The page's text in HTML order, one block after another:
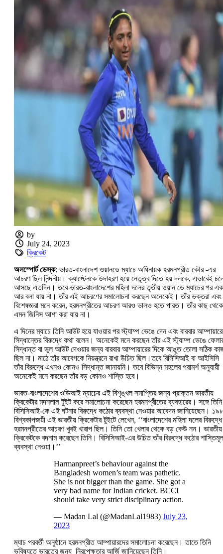
by
July 24, 2023
ক্রিকেট
অলস্পোর্ট ডেস্ক: ভারত-বাংলাদেশ ওয়ানডে ম্যাচে অধিনায়ক হরমনপ্রীত কৌর -এর
আচরণ ছিল নিন্দনীয়। ক্যাপ্টেনকে উদাহরণ হয়ে নেতৃত্ব দিতে হয় দলকে, এভাবেই
আসছে এতদিন। তবে ভারত-বাংলাদেশের মহিলা দলের তৃতীয় ওয়ান ডে ম্যাচের পর
আর বলা যায় না। তাঁর এই আচরণের সমালোচনা করছেন অনেকেই। তাঁর ভক্তরা এবং
বিশেষজ্ঞরা মনে করেন, হরমনপ্রীতের আচরণ আরও ভালও হতে পারত। তাঁর কাছ থেকে
এমন জিনিস আশা করা যায় না।
এ দিনের ম্যাচে তিনি আউট হয়ে যাওয়ার পর স্ট্যাম্প ভেঙে দেন এবং বারবার
সিদ্ধান্তের বিরুদ্ধে কথা বলেন। অনেকেই মনে করছেন তাঁর এই স্ট্যাম্প ভেঙে
সিদ্ধান্ত বা ভুল আউট দেওয়ার জন্য বারবার আম্পায়ারের দিকে আঙুত তোলা সঠিক
ছিল না। মাঠে তাঁর আবেগকে নিয়ন্ত্রনে রাখা উচিত ছিল।তবে বিসিসিআই বা আইসিসি
তাঁর বিরুদ্ধে এখনও কোনও সিদ্ধান্ত জানায়নি। তবে বিভিন্ন মহলের পরামর্শ অনুযায়ী
অনেকেই মনে করছেন তাঁর বড় কোনও শাস্তি হবে।
ভারত-বাংলাদেশের ওডিআই ম্যাচের এই বিশৃঙ্খল সমাপ্তির জন্য প্রাক্তন ভারতীয়
ক্রিকেটার মদনলাল টুইট করে সমালোচনা করেছেন হরমনপ্রীতের ব্যবহারের। সঙ্গে তিনি
বিসিসিআই-কে এই ঘটনার বিরুদ্ধে কঠোর ব্যবস্থা নেওয়ার আবেদন জানিয়েছেন।
বিশ্বকাপজয়ী এই ভারতীয় ক্রিকেটার টুইটে লেখেন, ‘‘বাংলাদেশের মহিলা দলের বিরুদ্ধে
হরমনপ্রীতের আচরণ খুবই খারাপ ছিল। তিনি তো খেলার থেকে বড় কেউ নন। ভারতীয়
ক্রিকেটকে বদনাম করেছেন তিনি। বিসিসিআই-এর উচিত তাঁর বিরুদ্ধে কঠোর
ব্যবস্থা নেওয়া।’’
Harmanpreet’s behaviour against the
Bangladesh women’s team was pathetic.
She is not bigger than the game. She got a
very bad name for Indian cricket. BCCI
should take very strict disciplinary action.
— Madan Lal (@MadanLal1983) July 23,
2023
ম্যাচ পরবর্তী অনুষ্ঠানে হরমনপ্রীত আম্পায়ারদের সমালোচনা করেছেন। তাতে তিনি
ভবিষ্যতে ভারতের জন্য নিরপেক্ষতার আর্জি জানিয়েছেন তিনি।